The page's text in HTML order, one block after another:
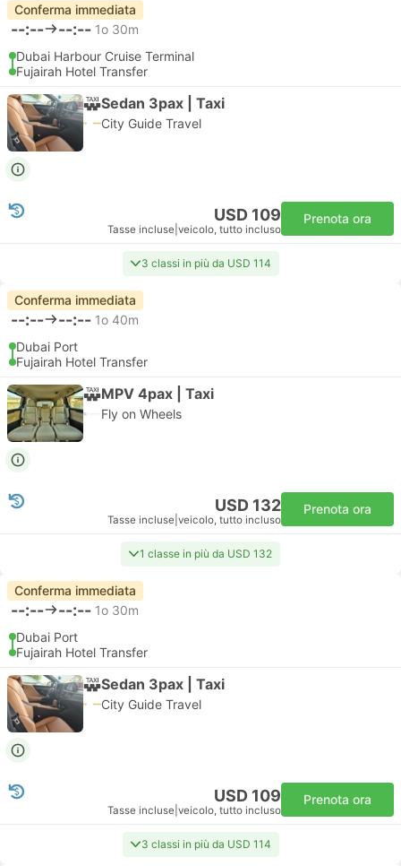
Conferma immediata
--:-- --:-- 1o 30m
Dubai Harbour Cruise Terminal
Fujairah Hotel Transfer
Sedan 3pax | Taxi
City Guide Travel
USD 109
Tasse incluse veicolo, tutto incluso
Prenota ora
3 classi in più da USD 114
Conferma immediata
--:-- --:-- 1o 40m
Dubai Port
Fujairah Hotel Transfer
MPV 4pax | Taxi
Fly on Wheels
USD 132
Tasse incluse veicolo, tutto incluso
Prenota ora
1 classe in più da USD 132
Conferma immediata
--:-- --:-- 1o 30m
Dubai Port
Fujairah Hotel Transfer
Sedan 3pax | Taxi
City Guide Travel
USD 109
Tasse incluse veicolo, tutto incluso
Prenota ora
3 classi in più da USD 114